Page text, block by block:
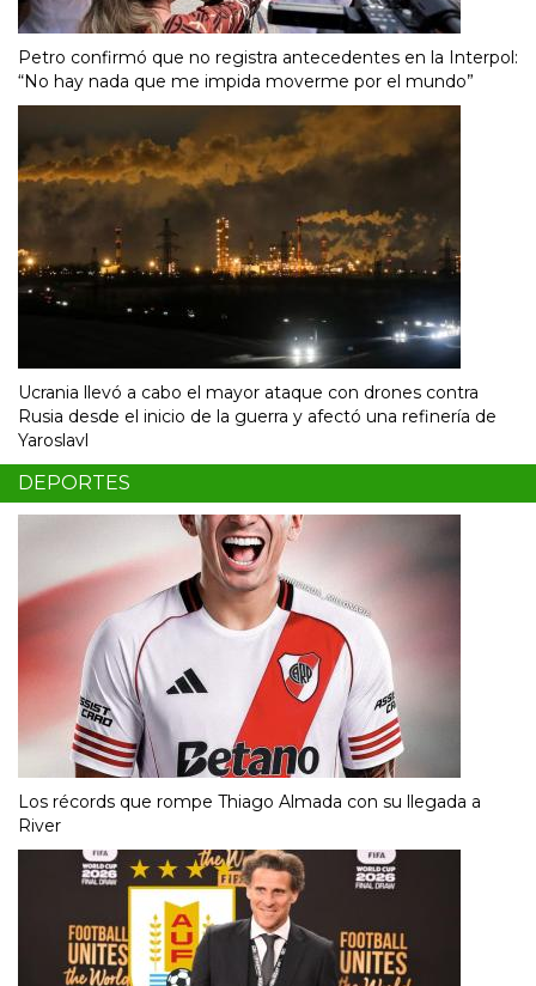
Petro confirmó que no registra antecedentes en la Interpol:
“No hay nada que me impida moverme por el mundo”
Ucrania llevó a cabo el mayor ataque con drones contra
Rusia desde el inicio de la guerra y afectó una refinería de
Yaroslavl
DEPORTES
Los récords que rompe Thiago Almada con su llegada a
River